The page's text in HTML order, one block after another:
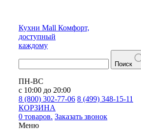
Кухни Mall Комфорт,
доступный
каждому
Поиск
ПН-ВС
с 10:00 до 20:00
8 (800) 302-77-06 8 (499) 348-15-11
КОРЗИНА
0 товаров. Заказать звонок
Меню